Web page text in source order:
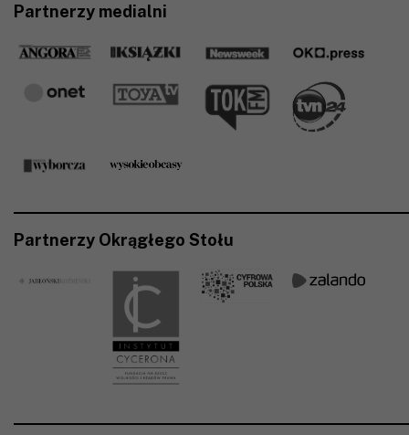
Partnerzy medialni
Partnerzy Okrągłego Stołu